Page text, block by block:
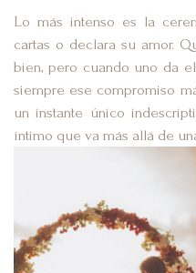
Lo más intenso es la
cartas o declara su amor.
bien, pero cuando uno da
siempre ese compromiso
un instante único
íntimo que va más allá de